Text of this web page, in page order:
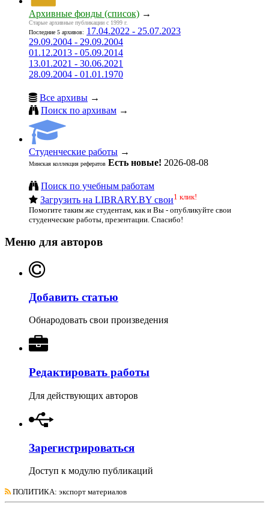
Архивные фонды (список) →
Старые архивные публикации с 1999 г.
Последние 5 архивов: 17.04.2022 - 25.07.2023
29.09.2004 - 29.09.2004
01.12.2013 - 05.09.2014
13.01.2021 - 30.06.2021
28.09.2004 - 01.01.1970
Все архивы →
Поиск по архивам →
Студенческие работы →
Минская коллекция рефератов Есть новые! 2026-08-08
Поиск по учебным работам
Загрузить на LIBRARY.BY свои1 клик!
Помогите таким же студентам, как и Вы - опубликуйте свои
студенческие работы, презентации. Спасибо!
Меню для авторов
Добавить статью
Обнародовать свои произведения
Редактировать работы
Для действующих авторов
Зарегистрироваться
Доступ к модулю публикаций
ПОЛИТИКА: экспорт материалов